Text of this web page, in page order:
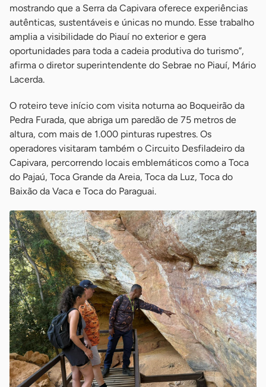
mostrando que a Serra da Capivara oferece experiências
autênticas, sustentáveis e únicas no mundo. Esse trabalho
amplia a visibilidade do Piauí no exterior e gera
oportunidades para toda a cadeia produtiva do turismo”,
afirma o diretor superintendente do Sebrae no Piauí, Mário
Lacerda.
O roteiro teve início com visita noturna ao Boqueirão da
Pedra Furada, que abriga um paredão de 75 metros de
altura, com mais de 1.000 pinturas rupestres. Os
operadores visitaram também o Circuito Desfiladeiro da
Capivara, percorrendo locais emblemáticos como a Toca
do Pajaú, Toca Grande da Areia, Toca da Luz, Toca do
Baixão da Vaca e Toca do Paraguai.